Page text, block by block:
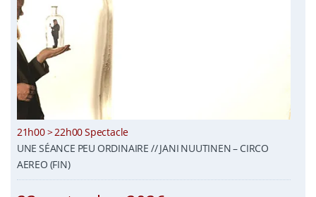
21h00 > 22h00 Spectacle
UNE SÉANCE PEU ORDINAIRE // JANI NUUTINEN – CIRCO
AEREO (FIN)